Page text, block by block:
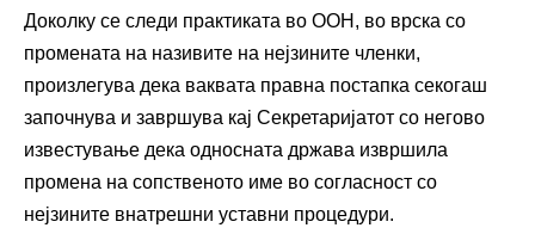
Доколку се следи практиката во ООН, во врска со
промената на називите на нејзините членки,
произлегува дека ваквата правна постапка секогаш
започнува и завршува кај Секретаријатот со негово
известување дека односната држава извршила
промена на сопственото име во согласност со
нејзините внатрешни уставни процедури.